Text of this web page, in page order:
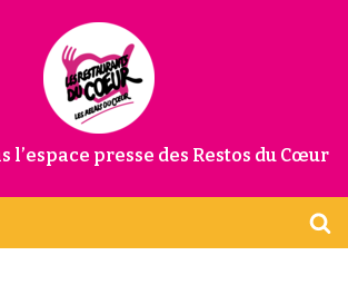
l’espace presse des Restos du Cœur